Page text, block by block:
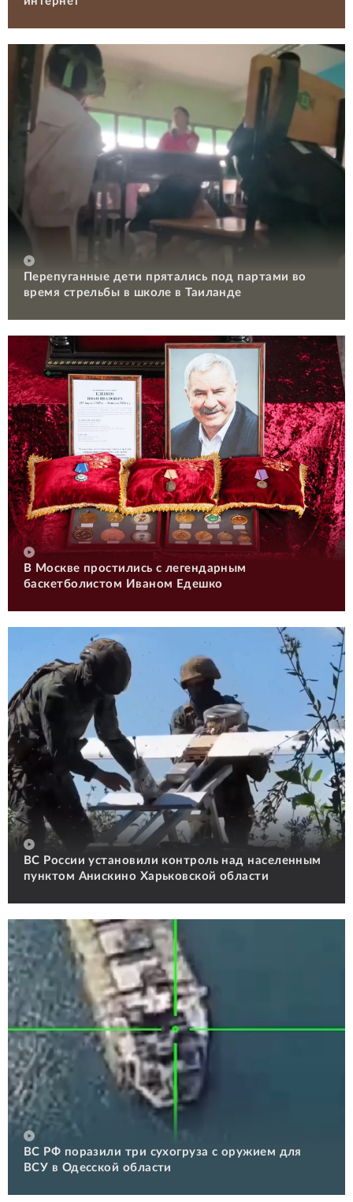
Перепуганные дети прятались под партами во
время стрельбы в школе в Таиланде
В Москве простились с легендарным
баскетболистом Иваном Едешко
ВС России установили контроль над населенным
пунктом Анискино Харьковской области
ВС РФ поразили три сухогруза с оружием для
ВСУ в Одесской области